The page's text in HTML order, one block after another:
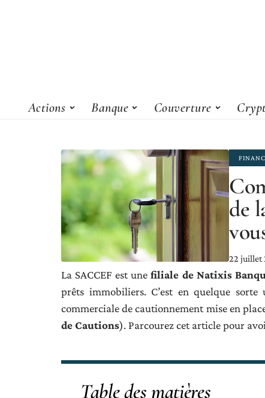
Actions Banque Couverture
de
22 juillet
La SACCEF est unefiliale de Natixis
prêts immobiliers. C’est en quelque
commerciale de cautionnement mise en
de Cautions). Parcourez cet article pour
Table des matières